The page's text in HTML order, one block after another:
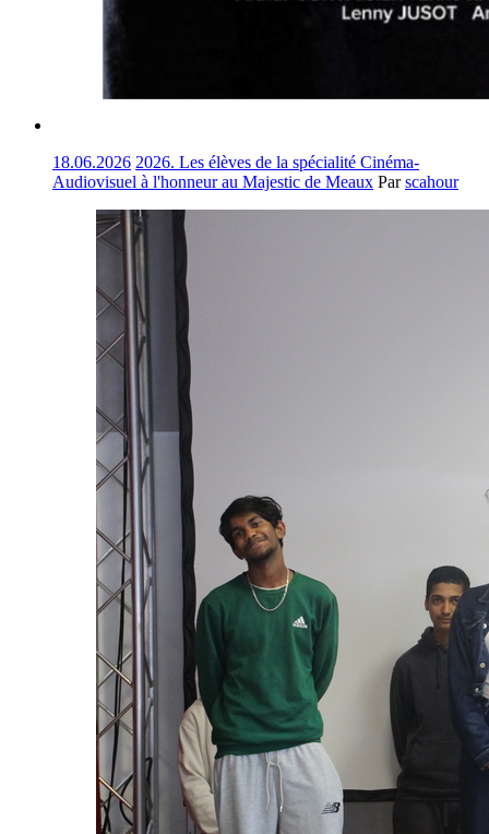
18.06.2026 2026. Les élèves de la spécialité Cinéma-
Audiovisuel à l'honneur au Majestic de Meaux Parscahour